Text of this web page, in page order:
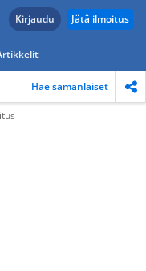
Kirjaudu Jätä ilmoitus
Hae samanlaiset